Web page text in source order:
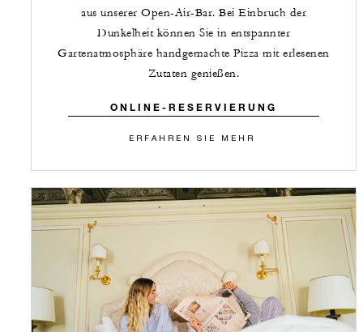
aus unserer Open-Air-Bar. Bei Einbruch der
Dunkelheit können Sie in entspannter
Gartenatmosphäre handgemachte Pizza mit erlesenen
Zutaten genießen.
ONLINE-RESERVIERUNG
ERFAHREN SIE MEHR